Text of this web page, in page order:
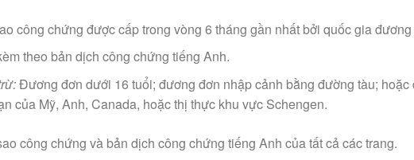
công chứng được cấp trong vòng 6 tháng gần nhất bởi quốc gia
theo bản dịch công chứng tiếng Anh.
Đương đơn dưới 16 tuổi; đương đơn nhập cảnh bằng đường tàu;
của Mỹ, Anh, Canada, hoặc thị thực khu vực Schengen.
công chứng và bản dịch công chứng tiếng Anh của tất cả các trang.